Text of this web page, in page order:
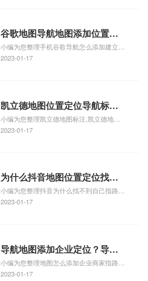
地图标注服务中心铺招牌相关地图标注知
识，详情可查看下方正文！
谷歌地图导航地图添加位置？
添加谷歌地图导航位置？
小编为您整理手机谷歌导航怎么添加建立多
人位置、如何在地图，谷歌地图添加公司位
2023-01-17
凯立德地图位置定位导航标
注？凯立德地图位置定位,导航,
标注？
小编为您整理凯立德地图标注,凯立德地图
标注怎么做啊、凯立德地图标注,凯立德地
相关地图标注知识，详情可查看下方正文！
2023-01-17
为什么抖音地图位置定位找不
到了？抖音为什么找不到当前
定位了？
小编为您整理抖音为什么找不到自己指路人
地图标注服务中心铺的位置、地图位置更新
服务中心位置、抖音突然不显示定位了相关
地图标注知识，详情可查看下方正文！
2023-01-17
导航地图添加企业定位？导航
定位企业？
小编为您整理地图怎么添加企业商家指路人
地图标注服务中心铺名称、地图怎么添加企
2023-01-17